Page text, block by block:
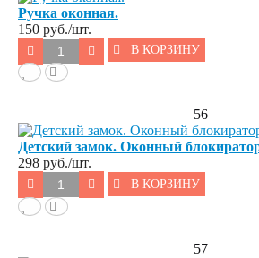
Ручка оконная.
150 руб./шт.
В КОРЗИНУ
56
Детский замок. Оконный
298 руб./шт.
В КОРЗИНУ
57